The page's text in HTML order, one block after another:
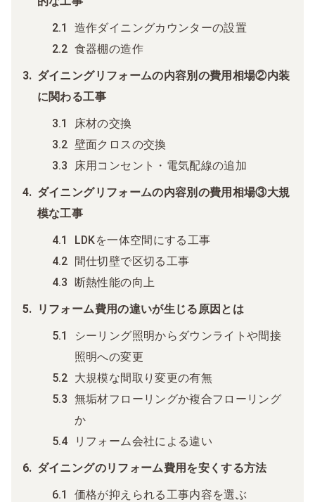
造作ダイニングカウンターの設置
食器棚の造作
ダイニングリフォームの内容別の費用相場②内装
に関わる工事
床材の交換
壁面クロスの交換
床用コンセント・電気配線の追加
ダイニングリフォームの内容別の費用相場③大規
模な工事
LDKを一体空間にする工事
間仕切壁で区切る工事
断熱性能の向上
リフォーム費用の違いが生じる原因とは
シーリング照明からダウンライトや間接
照明への変更
大規模な間取り変更の有無
無垢材フローリングか複合フローリング
か
リフォーム会社による違い
ダイニングのリフォーム費用を安くする方法
価格が抑えられる工事内容を選ぶ